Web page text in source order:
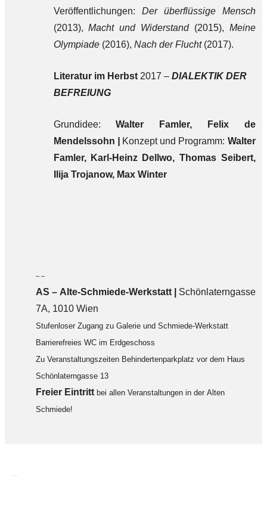
Veröffentlichungen: Der überflüssige Mensch
(2013), Macht und Widerstand(2015), Meine
Olympiade(2016), Nach der Flucht(2017).
Literatur im Herbst2017 – DIALEKTIK DER
BEFREIUNG
Grundidee: Walter Famler, Felix de
Mendelssohn
Konzept und Programm: Walter
Famler, Karl-Heinz Dellwo, Thomas Seibert,
Ilija Trojanow, Max Winter
– –
AS – Alte-Schmiede-Werkstatt | Schönlaterngasse
7A, 1010 Wien
Stufenloser Zugang zu Galerie und Schmiede-Werkstatt
Barrierefreies WC im Erdgeschoss
Zu Veranstaltungszeiten Behindertenparkplatz vor dem Haus
Schönlaterngasse 13
Freier Eintritt bei allen Veranstaltungen in der Alten
Schmiede!